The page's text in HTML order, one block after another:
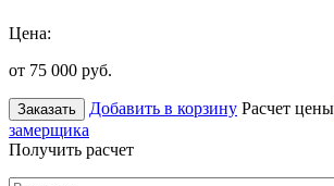
Цена:
от 75 000 руб.
Заказать Добавить в корзину Расчет цены
замерщика
Получить расчет